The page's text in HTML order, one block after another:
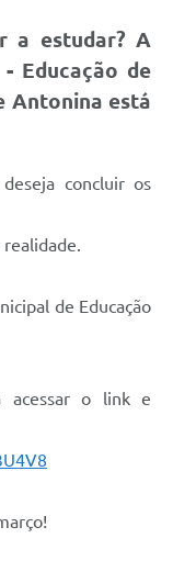
a estudar? A
Educação de
Antonina está
concluir os
realidade.
de Educação
acessar o link e